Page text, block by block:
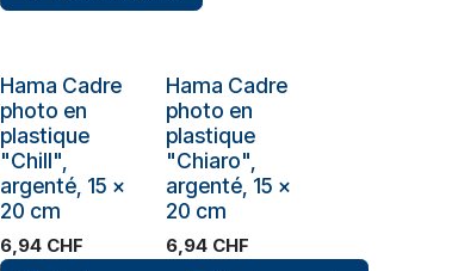
Hama Cadre
photo en
plastique
"Chill",
argenté, 15 x
20 cm
6,94CHF
Hama Cadre
photo en
plastique
"Chiaro",
argenté, 15 x
20 cm
6,94CHF